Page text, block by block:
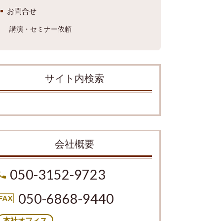
お問合せ
講演・セミナー依頼
サイト内検索
会社概要
050-3152-9723
050-6868-9440